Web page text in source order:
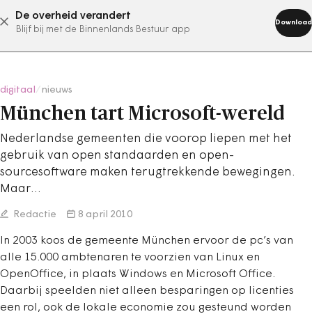
De overheid verandert
Blijf bij met de Binnenlands Bestuur app
Download
abonneer nu
digitaal nieuws
München tart Microsoft-wereld
Nederlandse gemeenten die voorop liepen met het
gebruik van open standaarden en open-
sourcesoftware maken terugtrekkende bewegingen.
Maar…
Redactie 8 april 2010
In 2003 koos de gemeente München ervoor de pc’s van
alle 15.000 ambtenaren te voorzien van Linux en
OpenOffice, in plaats Windows en Microsoft Office.
Daarbij speelden niet alleen besparingen op licenties
een rol, ook de lokale economie zou gesteund worden